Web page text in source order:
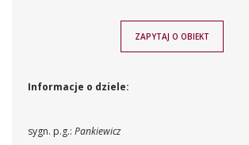
ZAPYTAJ O OBIEKT
Informacje o dziele:
sygn. p.g.: Pankiewicz